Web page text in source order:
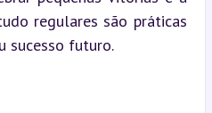
regulares são práticas
sucesso futuro.